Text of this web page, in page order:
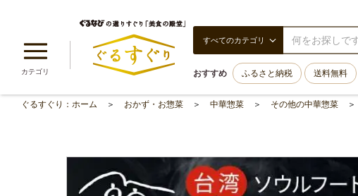
カテゴリ
すべてのカテゴリ
おすすめ ふるさと納税 送料無料
ぐるすぐり：ホーム おかず・お惣菜 中華惣菜 その他の中華惣菜